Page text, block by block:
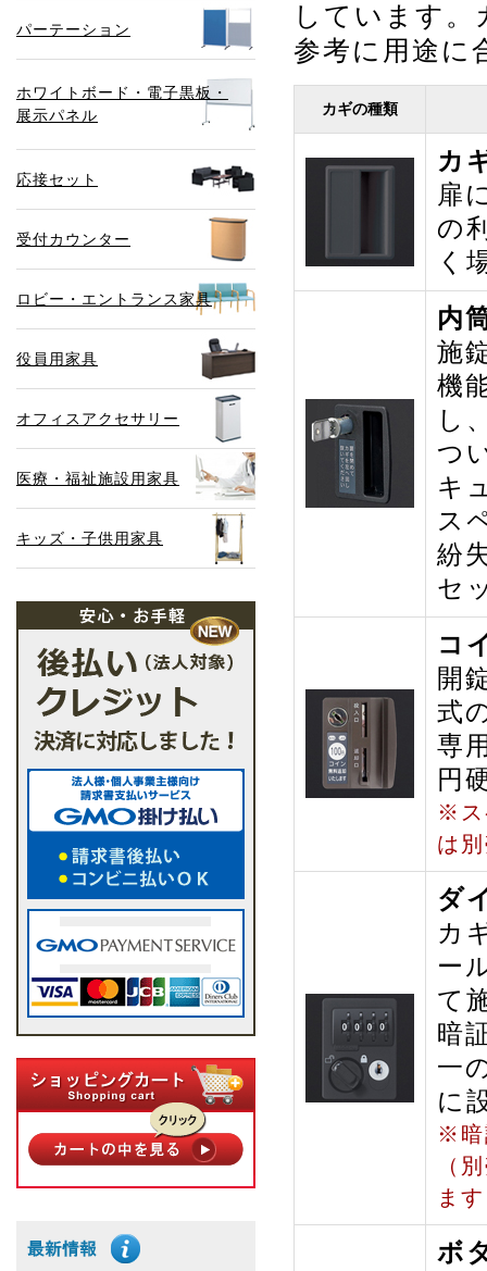
しています
参考に用途に
カギの種類
カ
扉
の
く
内
施
機
し
つ
キ
ス
紛
セ
コ
開
式
専
円
※ス
は
ダ
カ
ー
て
暗
一
に
※暗
（
ま
ボ
パーテーション
ホワイトボード・電子黒板・
展示パネル
応接セット
受付カウンター
ロビー・エントランス家具
役員用家具
オフィスアクセサリー
医療・福祉施設用家具
キッズ・子供用家具